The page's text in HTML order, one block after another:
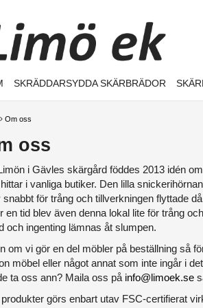
Om oss
oss
i Gävles skärgård föddes 2013 idén
i vanliga butiker. Den lilla
snabbt för trång och tillverkningen flyttade
en tid blev även denna lokal lite för trång
och ingenting lämnas åt slumpen.
om vi gör en del möbler på beställning så
möbel eller något annat som inte ingår i
ta oss ann? Maila oss på info@limoek.se
görs enbart utav FSC-certifierat
SKRÄDDARSYDDA SKÄRBRÄDOR